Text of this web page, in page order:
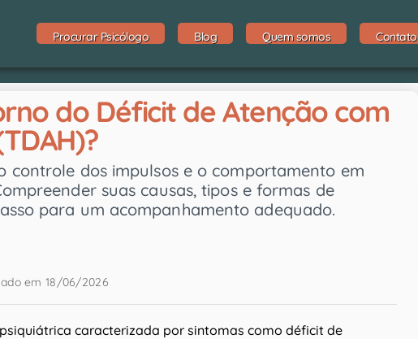
Procurar Psicólogo Blog Quem somos Contato
do Déficit de Atenção com
controle dos impulsos e o comportamento em
suas causas, tipos e formas de
para um acompanhamento adequado.
em 18/06/2026
caracterizada por sintomas como déficit de